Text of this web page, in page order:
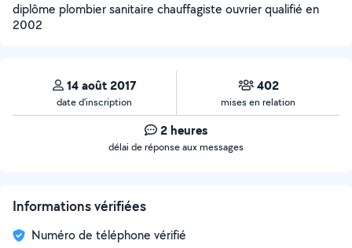
diplôme plombier sanitaire chauffagiste ouvrier qualifié en
2002
14 août 2017
date d’inscription
402
mises en relation
2 heures
délai de réponse aux messages
Informations vérifiées
Numéro de téléphone vérifié